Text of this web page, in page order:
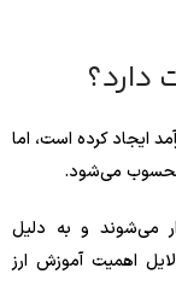
دارد؟
ایجاد کرده است، اما
محسوب می‌شود.
می‌شوند و به دلیل
اهمیت آموزش ارز